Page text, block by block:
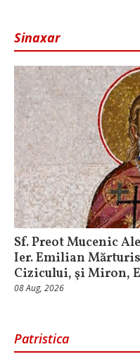
Sinaxar
Sf. Preot Mucenic
Ier. Emilian
Cizicului, şi Miron,
08 Aug, 2026
Patristica